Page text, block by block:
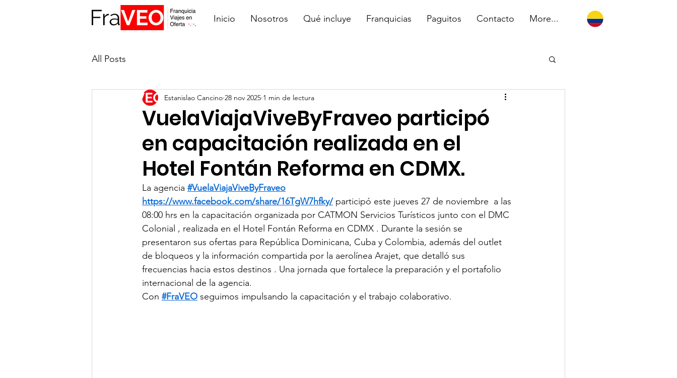
Inicio Nosotros Qué incluye Franquicias Paguitos Contacto More...
All Posts
VuelaViajaViveByFraveo participó
en capacitación realizada en el
Hotel Fontán Reforma en CDMX.
Estanislao Cancino 28 nov 2025 1 min de lectura
La agencia #VuelaViajaViveByFraveo
https://www.facebook.com/share/16TgW7hfky/ participó este jueves 27 de noviembre  a las
08:00 hrs en la capacitación organizada por CATMON Servicios Turísticos junto con el DMC
Colonial , realizada en el Hotel Fontán Reforma en CDMX . Durante la sesión se
presentaron sus ofertas para República Dominicana, Cuba y Colombia, además del outlet
de bloqueos y la información compartida por la aerolínea Arajet, que detalló sus
frecuencias hacia estos destinos . Una jornada que fortalece la preparación y el portafolio
internacional de la agencia.
Con #FraVEO seguimos impulsando la capacitación y el trabajo colaborativo.